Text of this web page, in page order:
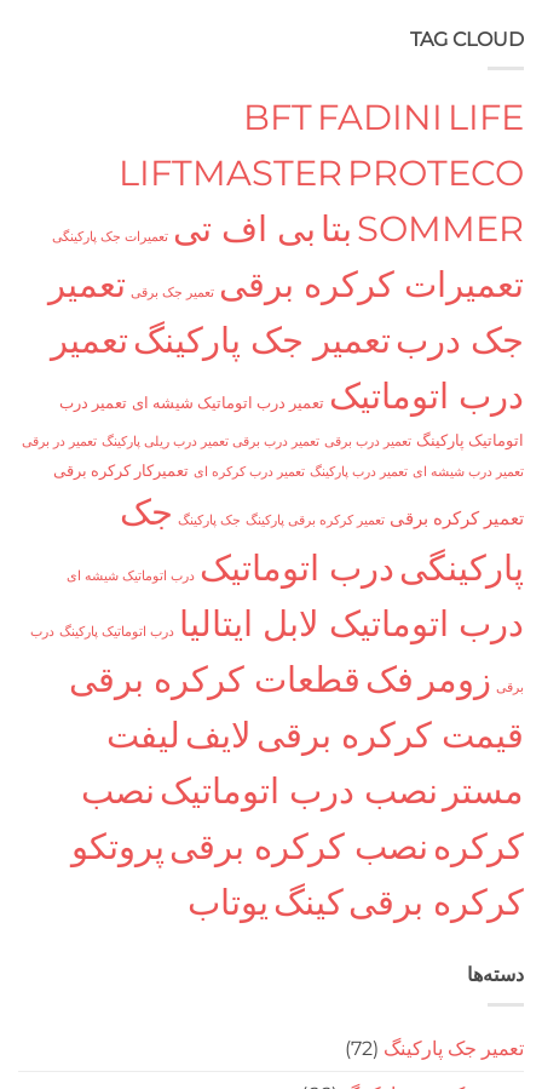
TAG
BFTFADINI
LIFTMASTER
بتابی اف تی تعمیرات جک پارکینگی
کرکره برقی تعمیر جک برقی
تعمیر
تعمیر جک پارکینگتعمیر
اتوماتیک تعمیر درب اتوماتیک شیشه ای تعمیر درب
پارکینگ تعمیر درب برقی تعمیر درب برقی تعمیر درب ریلی پارکینگ تعمیر در برقی
شیشه ای تعمیر درب پارکینگ تعمیر درب کرکره ای تعمیرکار کرکره برقی
برقی تعمیر کرکره برقی پارکینگ جک پارکینگ جک
درب اتوماتیک درب اتوماتیک شیشه ای
لابل ایتالیا درب اتوماتیک پارکینگ درب
فک قطعات کرکره برقی
کرکره برقیلایف لیفت
نصب درب اتوماتیکنصب
نصب کرکره برقیپروتکو
برقیکینگیوتاب
جک پارکینگ (72)